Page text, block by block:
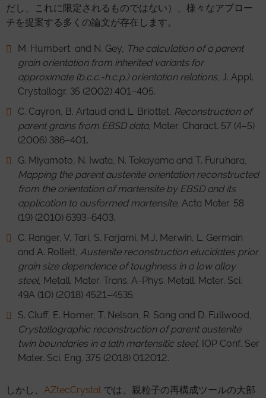
だし、これに限定されるものではない）、様々なアプロー
チを提案する多くの論文が存在します。
M. Humbert and N. Gey, The calculation of a parent
grain orientation from inherited variants for
approximate (b.c.c.-h.c.p.) orientation relations, J. Appl.
Crystallogr. 35 (2002) 401–405.
C. Cayron, B. Artaud and L. Briottet, Reconstruction of
parent grains from EBSD data, Mater. Charact. 57 (4–5)
(2006) 386–401.
G. Miyamoto, N. Iwata, N. Takayama and T. Furuhara,
Mapping the parent austenite orientation reconstructed
from the orientation of martensite by EBSD and its
application to ausformed martensite, Acta Mater. 58
(19) (2010) 6393–6403.
C. Ranger, V. Tari, S. Farjami, M.J. Merwin, L. Germain
and A. Rollett, Austenite reconstruction elucidates prior
grain size dependence of toughness in a low alloy
steel, Metall. Mater. Trans. A-Phys. Metall. Mater. Sci.
49A (10) (2018) 4521–4535.
S. Cluff, E. Homer, T. Nelson, R. Song and D. Fullwood,
Crystallographic reconstruction of parent austenite
twin boundaries in a lath martensitic steel, IOP Conf. Ser
Mater. Sci. Eng. 375 (2018) 012012.
しかし、 AZtecCrystal では、親粒子の再構成ツールの大部